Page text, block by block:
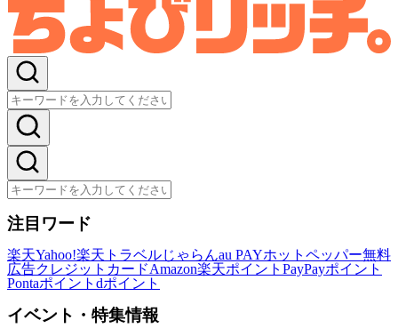
注目ワード
楽天Yahoo!楽天トラベルじゃらんau PAYホットペッパー無料
広告クレジットカードAmazon楽天ポイント PayPayポイント
Pontaポイント dポイント
イベント・特集情報